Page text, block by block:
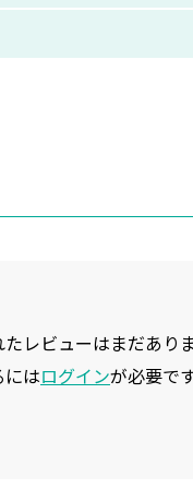
レビューはまだあり
にはログインが必要です